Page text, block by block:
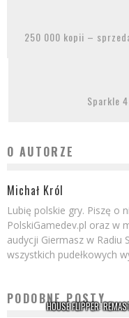
250 000 kopii –
Sparkle
O AUTORZE
Michał Król
Lubię polskie gry. Piszę o
PolskiGamedev.pl oraz w
audycji Giermasz w Radiu
wszystkich pudełkowych
PODOBNE POSTY
HOUSE FLIPPER: